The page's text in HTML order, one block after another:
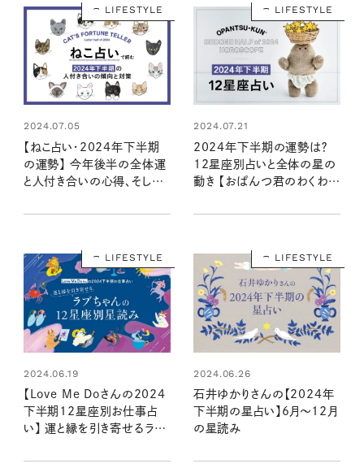
LIFESTYLE
2024.07.05
【ねこ占い・2024年下半期
の運勢】 今年後半の全体運
と人付き合いの心得、そして
LIFESTYLE
2024.07.21
2024年下半期の運勢は？
12星座別占いと全体の星の
動き 【おぱんつ君のわくわく
LIFESTYLE
2024.06.19
【Love Me Doさんの2024
下半期12星座別お仕事占
い】 運と縁を引き寄せるラブ
LIFESTYLE
2024.06.26
石井ゆかりさんの【2024年
下半期の星占い】6月～12月
の星読み